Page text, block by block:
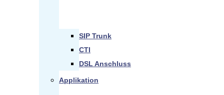
SIP Trunk
CTI
DSL Anschluss
Applikation